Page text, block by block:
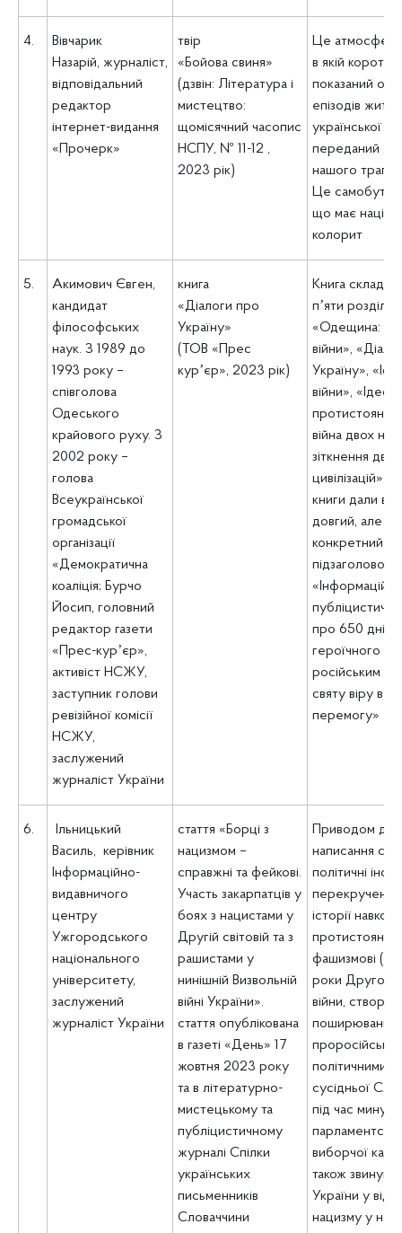
4.
Вівчарик
Назарій, журналіст,
відповідальний
редактор
інтернет-видання
«Прочерк»
твір
«Бойова свиня»
(дзвін: Література і
мистецтво:
щомісячний часопис
НСПУ, № 11-12 ,
2023 рік)
Це
в якій коротко
показаний
епізодів життя
української
переданий
нашого
Це самобутня
що має
колорит
5.
Акимович Євген,
кандидат
філософських
наук. З 1989 до
1993 року –
співголова
Одеського
крайового руху. З
2002 року –
голова
Всеукраїнської
громадської
організації
«Демократична
коаліція; Бурчо
Йосип, головний
редактор газети
«Прес-курʼєр»,
активіст НСЖУ,
заступник голови
ревізійної комісії
НСЖУ,
заслужений
журналіст України
книга
«Діалоги про
Україну»
(ТОВ «Прес
курʼєр», 2023 рік)
Книга
пʼяти розділів:
«Одещина:
війни»,
Україну»,
війни»,
війна двох
зіткнення двох
цивілізацій».
книги дали
довгий, але
конкретний
підзаголовок:
про 650 днів
героїчного
російським
святу віру в
перемогу»
6.
Ільницький
Василь, керівник
Інформаційно-
видавничого
центру
Ужгородського
національного
університету,
заслужений
журналіст України
стаття «Борці з
нацизмом –
справжні та фейкові.
Участь закарпатців у
боях з нацистами у
Другій світовій та з
рашистами у
нинішній Визвольній
війні України».
стаття опублікована
в газеті «День» 17
жовтня 2023 року
та в літературно-
мистецькому та
публіцистичному
журналі Спілки
українських
письменників
Словаччини
Приводом до
написання
політичні
перекручення
історії
протистояння
фашизмові
роки Другої
війни,
поширювані
політичними
сусідньої
під час
виборчої
також
України у
нацизму у